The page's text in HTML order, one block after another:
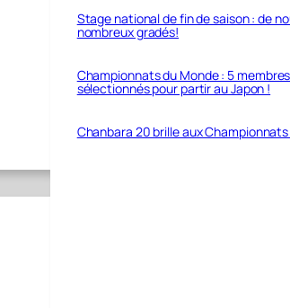
Stage national de fin de saison : de
nombreux gradés!
Championnats du Monde : 5
sélectionnés pour partir au Japon !
Chanbara 20 brille aux